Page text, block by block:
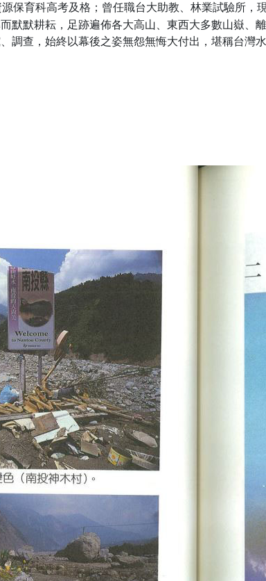
保育科高考及格；曾任職台大助教、林業試驗所，
默默耕耘，足跡遍佈各大高山、東西大多數山嶽、
調查，始終以幕後之姿無怨無悔大付出，堪稱台灣